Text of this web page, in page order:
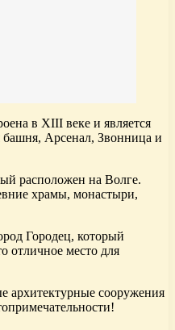
в XIII веке и является
Арсенал, Звонница и
расположен на Волге.
храмы, монастыри,
Городец, который
отличное место для
архитектурные сооружения